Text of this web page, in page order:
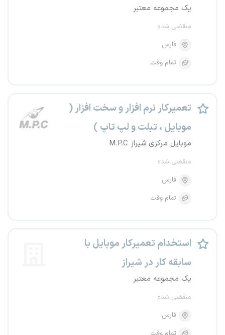
یک مجموعه معتبر
منقضی شده
فارس
تمام وقت
تعمیرکار نرم افزار و سخت افزار (
موبایل ، تبلت و لپ تاپ )
موبایل مرکزی شیراز M.P.C
منقضی شده
فارس
تمام وقت
استخدام تعمیرکار موبایل با
سابقه کار در شیراز
یک مجموعه معتبر
منقضی شده
فارس